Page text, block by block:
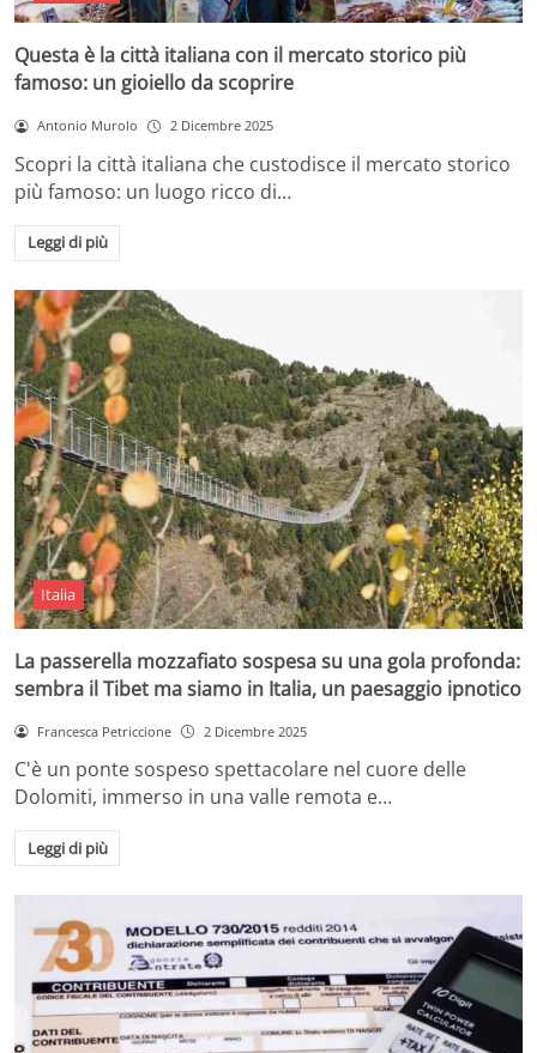
Questa è la città italiana con il mercato storico più
famoso: un gioiello da scoprire
Antonio Murolo 2 Dicembre 2025
Scopri la città italiana che custodisce il mercato storico
più famoso: un luogo ricco di…
Leggi di più
Italia
La passerella mozzafiato sospesa su una gola profonda:
sembra il Tibet ma siamo in Italia, un paesaggio ipnotico
Francesca Petriccione 2 Dicembre 2025
C'è un ponte sospeso spettacolare nel cuore delle
Dolomiti, immerso in una valle remota e…
Leggi di più